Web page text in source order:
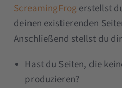
ScreamingFrog erstellst
deinen existierenden
Anschließend stellst du
Hast du Seiten, die
produzieren?